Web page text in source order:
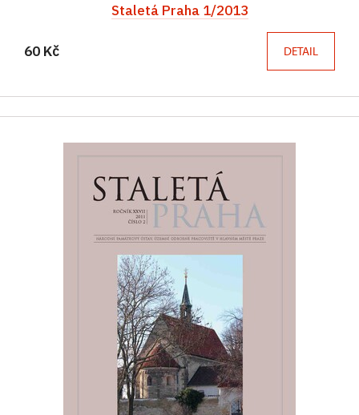
Staletá Praha 1/2013
60 Kč DETAIL